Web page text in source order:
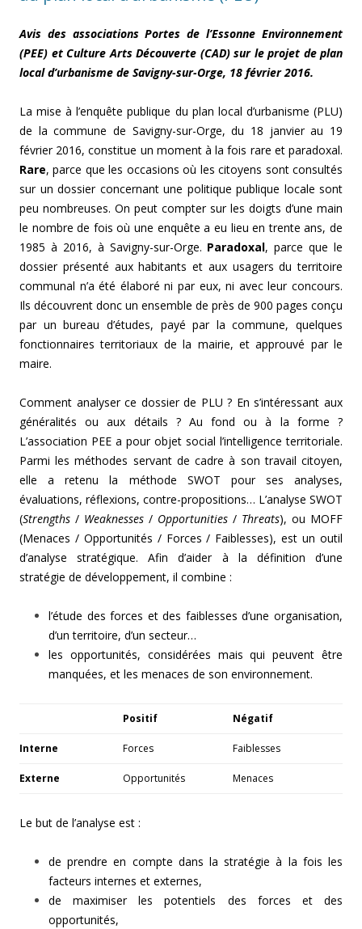
Avis des associations Portes de l’Essonne Environnement
(PEE) et Culture Arts Découverte (CAD) sur le projet de plan
local d’urbanisme de Savigny-sur-Orge, 18 février 2016.
La mise à l’enquête publique du plan local d’urbanisme (PLU)
de la commune de Savigny-sur-Orge, du 18 janvier au 19
février 2016, constitue un moment à la fois rare et paradoxal.
Rare, parce que les occasions où les citoyens sont consultés
sur un dossier concernant une politique publique locale sont
peu nombreuses. On peut compter sur les doigts d’une main
le nombre de fois où une enquête a eu lieu en trente ans, de
1985 à 2016, à Savigny-sur-Orge. Paradoxal, parce que le
dossier présenté aux habitants et aux usagers du territoire
communal n’a été élaboré ni par eux, ni avec leur concours.
Ils découvrent donc un ensemble de près de 900 pages conçu
par un bureau d’études, payé par la commune, quelques
fonctionnaires territoriaux de la mairie, et approuvé par le
maire.
Comment analyser ce dossier de PLU ? En s’intéressant aux
généralités ou aux détails ? Au fond ou à la forme ?
L’association PEE a pour objet social l’intelligence territoriale.
Parmi les méthodes servant de cadre à son travail citoyen,
elle a retenu la méthode SWOT pour ses analyses,
évaluations, réflexions, contre-propositions… L’analyse SWOT
(Strengths / Weaknesses / Opportunities / Threats), ou MOFF
(Menaces / Opportunités / Forces / Faiblesses), est un outil
d’analyse stratégique. Afin d’aider à la définition d’une
stratégie de développement, il combine :
l’étude des forces et des faiblesses d’une organisation,
d’un territoire, d’un secteur…
les opportunités, considérées mais qui peuvent être
manquées, et les menaces de son environnement.
Positif Négatif
Interne Forces Faiblesses
Externe Opportunités Menaces
Le but de l’analyse est :
de prendre en compte dans la stratégie à la fois les
facteurs internes et externes,
de maximiser les potentiels des forces et des
opportunités,